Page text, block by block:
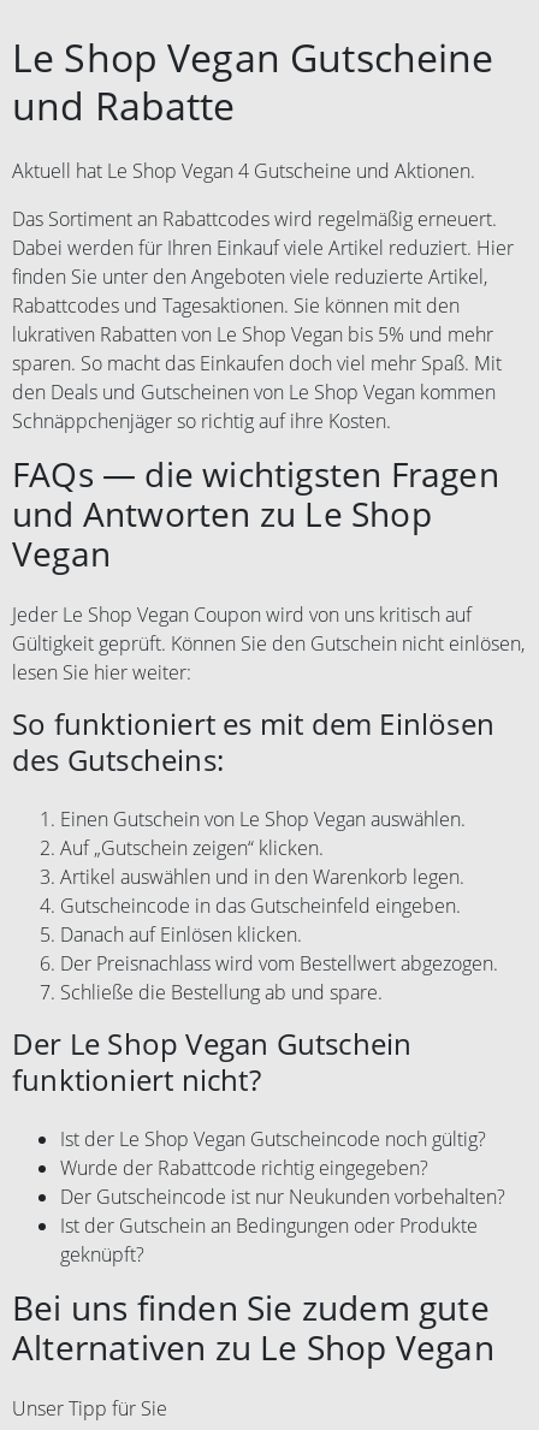
Le Shop Vegan Gutscheine
und Rabatte
Aktuell hat Le Shop Vegan 4 Gutscheine und Aktionen.
Das Sortiment an Rabattcodes wird regelmäßig erneuert.
Dabei werden für Ihren Einkauf viele Artikel reduziert. Hier
finden Sie unter den Angeboten viele reduzierte Artikel,
Rabattcodes und Tagesaktionen. Sie können mit den
lukrativen Rabatten von Le Shop Vegan bis 5% und mehr
sparen. So macht das Einkaufen doch viel mehr Spaß. Mit
den Deals und Gutscheinen von Le Shop Vegan kommen
Schnäppchenjäger so richtig auf ihre Kosten.
FAQs — die wichtigsten Fragen
und Antworten zu Le Shop
Vegan
Jeder Le Shop Vegan Coupon wird von uns kritisch auf
Gültigkeit geprüft. Können Sie den Gutschein nicht einlösen,
lesen Sie hier weiter:
So funktioniert es mit dem Einlösen
des Gutscheins:
Einen Gutschein von Le Shop Vegan auswählen.
Auf „Gutschein zeigen“ klicken.
Artikel auswählen und in den Warenkorb legen.
Gutscheincode in das Gutscheinfeld eingeben.
Danach auf Einlösen klicken.
Der Preisnachlass wird vom Bestellwert abgezogen.
Schließe die Bestellung ab und spare.
Der Le Shop Vegan Gutschein
funktioniert nicht?
Ist der Le Shop Vegan Gutscheincode noch gültig?
Wurde der Rabattcode richtig eingegeben?
Der Gutscheincode ist nur Neukunden vorbehalten?
Ist der Gutschein an Bedingungen oder Produkte
geknüpft?
Bei uns finden Sie zudem gute
Alternativen zu Le Shop Vegan
Unser Tipp für Sie